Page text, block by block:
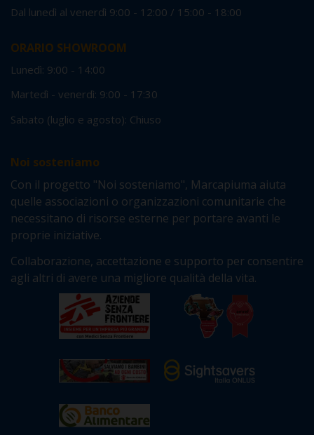
Dal lunedì al venerdì 9:00 - 12:00 / 15:00 - 18:00
ORARIO SHOWROOM
Lunedì: 9:00 - 14:00
Martedì - venerdì: 9:00 - 17:30
Sabato (luglio e agosto): Chiuso
Noi sosteniamo
Con il progetto "Noi sosteniamo", Marcapiuma aiuta
quelle associazioni o organizzazioni comunitarie che
necessitano di risorse esterne per portare avanti le
proprie iniziative.
Collaborazione, accettazione e supporto per consentire
agli altri di avere una migliore qualità della vita.